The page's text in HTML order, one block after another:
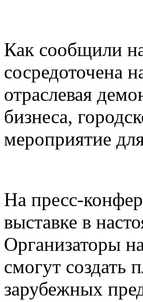
Как сообщили
сосредоточена
отраслевая
бизнеса,
мероприятие
На пресс-
выставке в
Организаторы
смогут создать
зарубежных